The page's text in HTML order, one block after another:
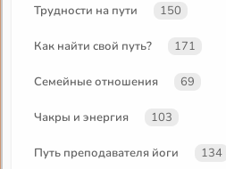
Трудности на пути 150
Как найти свой путь? 171
Семейные отношения 69
Чакры и энергия 103
Путь преподавателя йоги 134